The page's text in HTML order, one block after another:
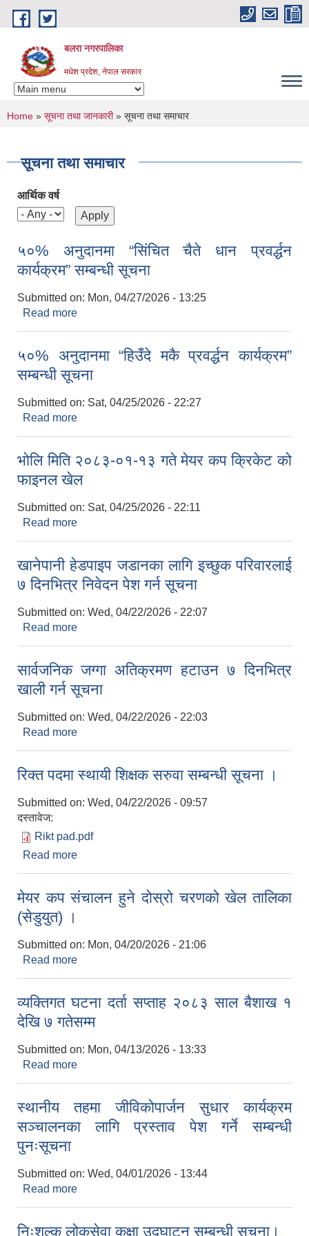
Skip to main content
बलरा नगरपालिका
मधेश प्रदेश, नेपाल सरकार
You are here
Home » सूचना तथा जानकारी» सूचना तथा समाचार
सूचना तथा समाचार
आर्थिक वर्ष
५०% अनुदानमा “सिंचित चैते धान प्रवर्द्धन
कार्यक्रम” सम्बन्धी सूचना
Submitted on: Mon, 04/27/2026 - 13:25
Read more
५०% अनुदानमा “हिउँदे मकै प्रवर्द्धन कार्यक्रम”
सम्बन्धी सूचना
Submitted on: Sat, 04/25/2026 - 22:27
Read more
भोलि मिति २०८३-०१-१३ गते मेयर कप क्रिकेट को
फाइनल खेल
Submitted on: Sat, 04/25/2026 - 22:11
Read more
खानेपानी हेडपाइप जडानका लागि इच्छुक परिवारलाई
७ दिनभित्र निवेदन पेश गर्न सूचना
Submitted on: Wed, 04/22/2026 - 22:07
Read more
सार्वजनिक जग्गा अतिक्रमण हटाउन ७ दिनभित्र
खाली गर्न सूचना
Submitted on: Wed, 04/22/2026 - 22:03
Read more
रिक्त पदमा स्थायी शिक्षक सरुवा सम्बन्धी सूचना ।
Submitted on: Wed, 04/22/2026 - 09:57
दस्तावेज:
Rikt pad.pdf
Read more
मेयर कप संचालन हुने दोस्रो चरणको खेल तालिका
(सेडुयुत) ।
Submitted on: Mon, 04/20/2026 - 21:06
Read more
व्यक्तिगत घटना दर्ता सप्ताह २०८३ साल बैशाख १
देखि ७ गतेसम्म
Submitted on: Mon, 04/13/2026 - 13:33
Read more
स्थानीय तहमा जीविकोपार्जन सुधार कार्यक्रम
सञ्चालनका लागि प्रस्ताव पेश गर्ने सम्बन्धी
पुनःसूचना
Submitted on: Wed, 04/01/2026 - 13:44
Read more
निःशुल्क लोकसेवा कक्षा उद्घाटन सम्बन्धी सूचना।